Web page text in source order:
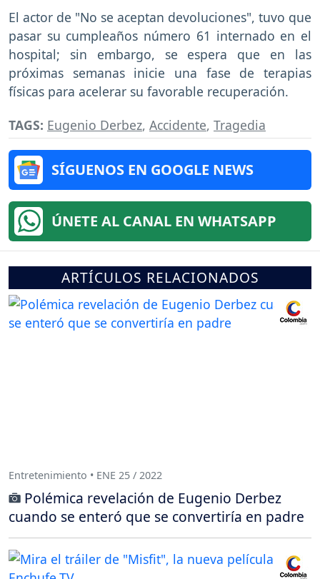
El actor de "No se aceptan devoluciones", tuvo que
pasar su cumpleaños número 61 internado en el
hospital; sin embargo, se espera que en las
próximas semanas inicie una fase de terapias
físicas para acelerar su favorable recuperación.
TAGS: Eugenio Derbez, Accidente, Tragedia
SÍGUENOS EN GOOGLE NEWS
ÚNETE AL CANAL EN WHATSAPP
ARTÍCULOS RELACIONADOS
Entretenimiento • ENE 25 / 2022
Polémica revelación de Eugenio Derbez
cuando se enteró que se convertiría en padre